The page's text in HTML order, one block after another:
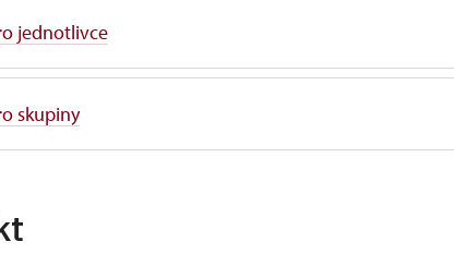
jednotlivce
skupiny